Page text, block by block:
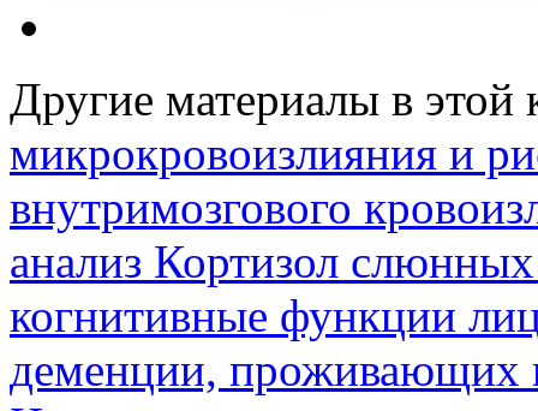
Другие материалы в этой
микрокровоизлияния и
внутримозгового
анализ Кортизол
когнитивные функции
деменции, проживающих